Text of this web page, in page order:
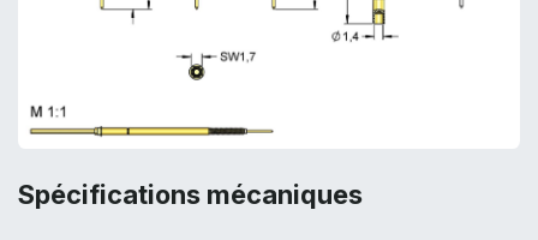
Spécifications mécaniques